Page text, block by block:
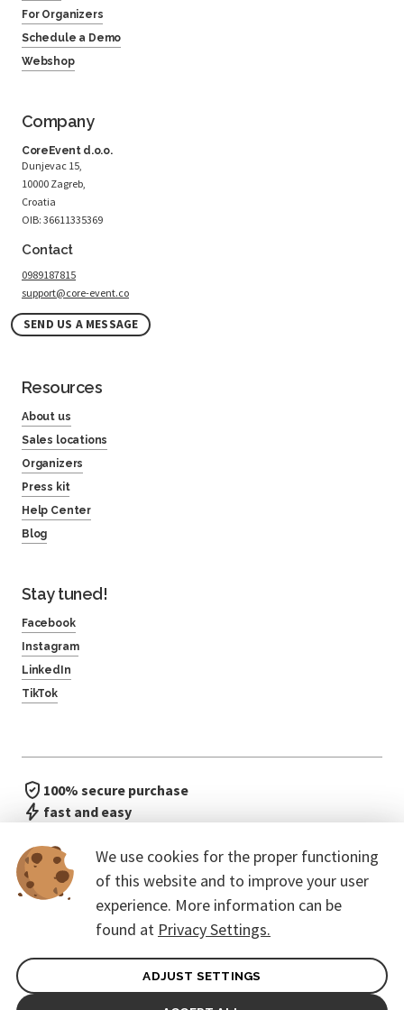
We use cookies for the proper functioning
of this website and to improve your user
experience. More information can be
found at Privacy Settings.
ADJUST SETTINGS
For Organizers
Schedule a Demo
Webshop
Company
CoreEvent d.o.o.
Dunjevac 15,
10000 Zagreb,
Croatia
OIB: 36611335369
Contact
0989187815
support@core-event.co
SEND US A MESSAGE
Resources
About us
Sales locations
Organizers
Press kit
Help Center
Blog
Stay tuned!
Facebook
Instagram
LinkedIn
TikTok
100% secure purchase
fast and easy
General terms of contract for Customers
Protection of personal data